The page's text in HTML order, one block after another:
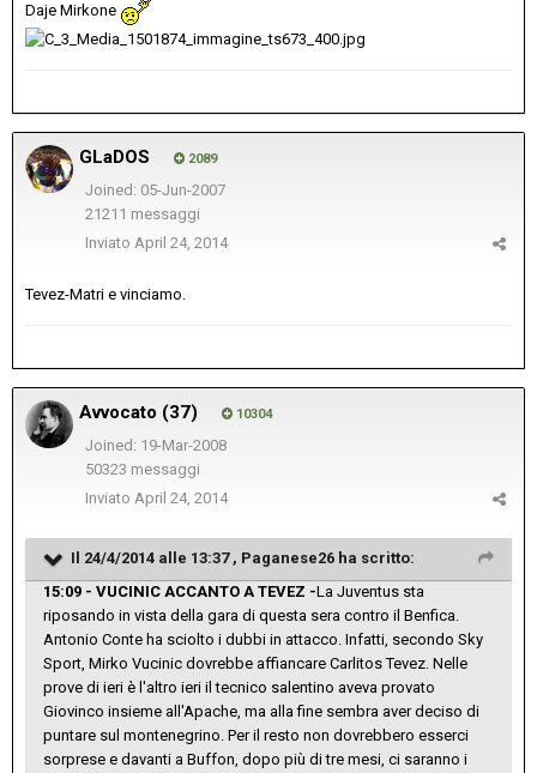
Daje Mirkone
GLaDOS 2089
Joined: 05-Jun-2007
21211 messaggi
Inviato April 24, 2014
Tevez-Matri e vinciamo.
Avvocato (37) 10304
Joined: 19-Mar-2008
50323 messaggi
Inviato April 24, 2014
Il 24/4/2014 alle 13:37 , Paganese26 ha scritto:
15:09 - VUCINIC ACCANTO A TEVEZ -La Juventus sta
riposando in vista della gara di questa sera contro il Benfica.
Antonio Conte ha sciolto i dubbi in attacco. Infatti, secondo Sky
Sport, Mirko Vucinic dovrebbe affiancare Carlitos Tevez. Nelle
prove di ieri è l'altro ieri il tecnico salentino aveva provato
Giovinco insieme all'Apache, ma alla fine sembra aver deciso di
puntare sul montenegrino. Per il resto non dovrebbero esserci
sorprese e davanti a Buffon, dopo più di tre mesi, ci saranno i